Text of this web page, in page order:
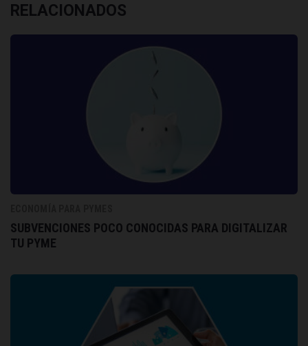
RELACIONADOS
SUBVENCIONES POCO CONOCIDAS PARA DIGITALIZAR
TU PYME